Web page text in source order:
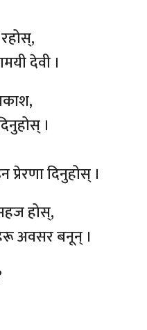
देवी ।
।
दिनुहोस् ।
होस्,
अवसर बनून् ।